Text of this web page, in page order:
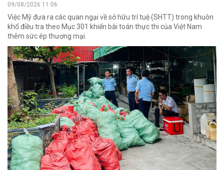
09/08/2026 11:06
Việc Mỹ đưa ra các quan ngại về sở hữu trí tuệ (SHTT) trong khuôn
khổ điều tra theo Mục 301 khiến bài toán thực thi của Việt Nam
thêm sức ép thương mại.